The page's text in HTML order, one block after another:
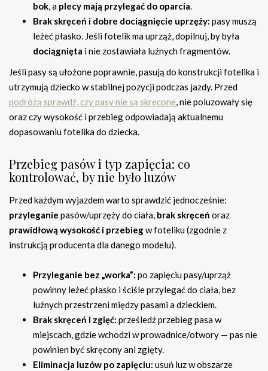
bok, a plecy mają przylegać do oparcia.
Brak skręceń i dobre dociągnięcie uprzęży: pasy muszą
leżeć płasko. Jeśli fotelik ma uprząż, dopilnuj, by była
dociągnięta i nie zostawiała luźnych fragmentów.
Jeśli pasy są ułożone poprawnie, pasują do konstrukcji fotelika i
utrzymują dziecko w stabilnej pozycji podczas jazdy. Przed
podróżą sprawdź, czy pasy nie są skręcone, nie poluzowały się
oraz czy wysokość i przebieg odpowiadają aktualnemu
dopasowaniu fotelika do dziecka.
Przebieg pasów i typ zapięcia: co
kontrolować, by nie było luzów
Przed każdym wyjazdem warto sprawdzić jednocześnie:
przyleganie pasów/uprzęży do ciała, brak skręceń oraz
prawidłową wysokość i przebiegw foteliku (zgodnie z
instrukcją producenta dla danego modelu).
Przyleganie bez „worka”: po zapięciu pasy/uprząż
powinny leżeć płasko i ściśle przylegać do ciała, bez
luźnych przestrzeni między pasami a dzieckiem.
Brak skręceń i zgięć: prześledź przebieg pasa w
miejscach, gdzie wchodzi w prowadnice/otwory — pas nie
powinien być skręcony ani zgięty.
Eliminacja luzów po zapięciu: usuń luz w obszarze